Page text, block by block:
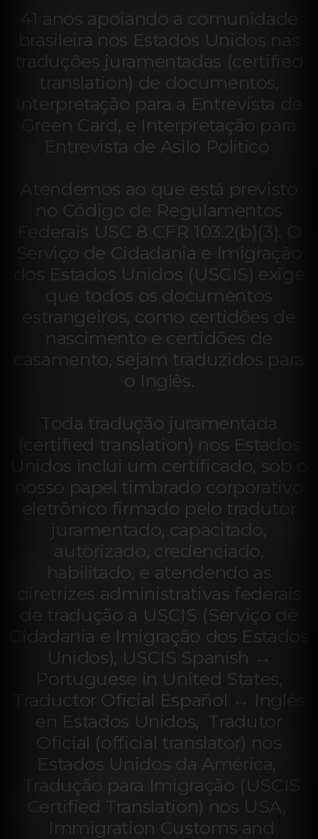
41 anos apoiando a comunidade
brasileira nos Estados Unidos nas
traduções juramentadas (certified
translation) de documentos,
Interpretação para a Entrevista de
Green Card, e Interpretação para
Entrevista de Asilo Político
Atendemos ao que está previsto
no Código de Regulamentos
Federais USC 8 CFR 103.2(b)(3). O
Serviço de Cidadania e Imigração
dos Estados Unidos (USCIS) exige
que todos os documentos
estrangeiros, como certidões de
nascimento e certidões de
casamento, sejam traduzidos para
o Inglês.
Toda tradução juramentada
(certified translation) nos Estados
Unidos inclui um certificado, sob o
nosso papel timbrado corporativo
eletrônico firmado pelo tradutor
juramentado, capacitado,
autorizado, credenciado,
habilitado, e atendendo as
diretrizes administrativas federais
de tradução a USCIS (Serviço de
Cidadania e Imigração dos Estados
Unidos), USCIS Spanish ↔
Portuguese in United States,
Traductor Oficial Español ↔ Inglés
en Estados Unidos, Tradutor
Oficial (official translator) nos
Estados Unidos da América,
Tradução para Imigração (USCIS
Certified Translation) nos USA,
Immigration Customs and